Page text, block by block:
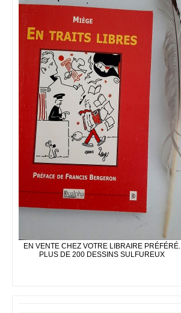
EN VENTE CHEZ VOTRE LIBRAIRE PRÉFÉRÉ.
PLUS DE 200 DESSINS SULFUREUX